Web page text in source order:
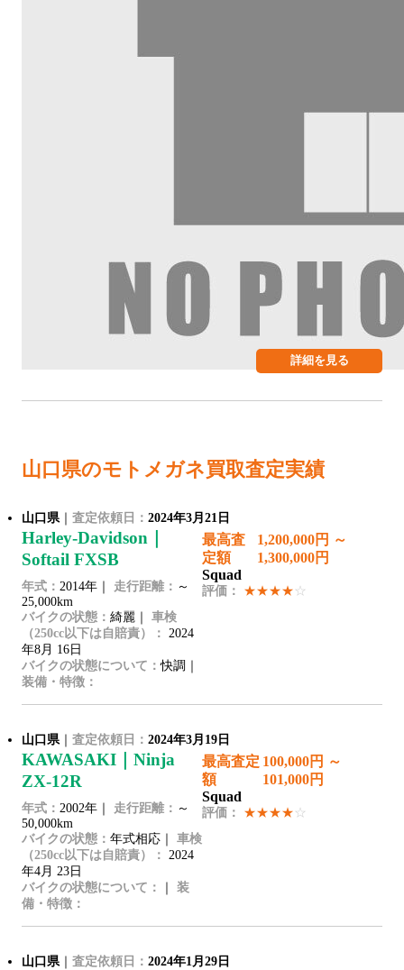
詳細を見る
山口県のモトメガネ買取査定実績
山口県 ｜ 査定依頼日： 2024年3月21日
Harley-Davidson｜
Softail FXSB
年式： 2014年｜ 走行距離： ～
25,000km
バイクの状態： 綺麗｜ 車検
（250cc以下は自賠責）：
2024
年8月 16日
バイクの状態について：快調｜
装備・特徴：
最高査
定額
1,200,000円 ～
1,300,000円
Squad
評価： ★★★★ ☆
山口県 ｜ 査定依頼日： 2024年3月19日
KAWASAKI｜Ninja
ZX-12R
年式： 2002年｜ 走行距離： ～
50,000km
バイクの状態： 年式相応｜ 車検
（250cc以下は自賠責）：
2024
年4月 23日
バイクの状態について：
｜ 装
備・特徴：
最高査定
額
100,000円 ～
101,000円
Squad
評価： ★★★★ ☆
山口県 ｜ 査定依頼日： 2024年1月29日